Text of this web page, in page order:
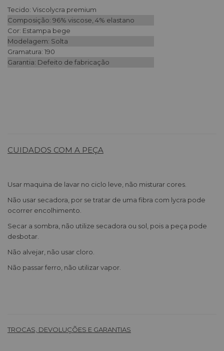
Tecido: Viscolycra premium
Composição: 96% viscose, 4% elastano
Cor: Estampa bege
Modelagem: Solta
Gramatura: 190
Garantia: Defeito de fabricação
CUIDADOS COM A PEÇA
Usar maquina de lavar no ciclo leve, não misturar cores.
Não usar secadora, por se tratar de uma fibra com lycra pode
ocorrer encolhimento.
Secar a sombra, não utilize secadora ou sol, pois a peça pode
desbotar.
Não alvejar, não usar cloro.
Não passar ferro, não utilizar vapor.
TROCAS, DEVOLUÇÕES E GARANTIAS